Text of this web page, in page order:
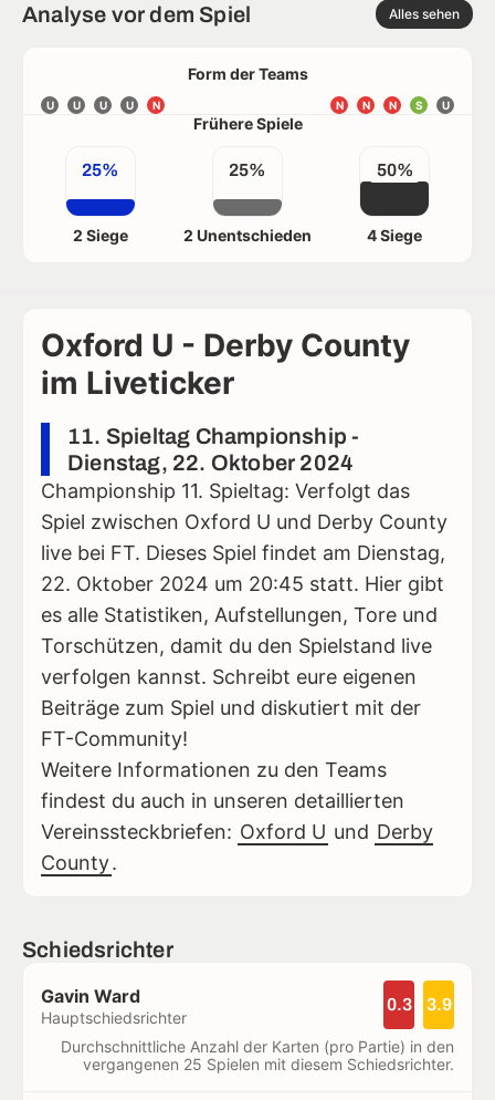
Analyse vor dem Spiel Alles sehen
Form der Teams
U U U U N U
S
N
N
N
Frühere Spiele
25%
2 Siege
25%
2 Unentschieden
50%
4 Siege
Oxford U - Derby County
im Liveticker
11. Spieltag Championship -
Dienstag, 22. Oktober 2024
Championship 11. Spieltag: Verfolgt das
Spiel zwischen Oxford U und Derby County
live bei FT. Dieses Spiel findet am Dienstag,
22. Oktober 2024 um 20:45 statt. Hier gibt
es alle Statistiken, Aufstellungen, Tore und
Torschützen, damit du den Spielstand live
verfolgen kannst. Schreibt eure eigenen
Beiträge zum Spiel und diskutiert mit der
FT-Community!
Weitere Informationen zu den Teams
findest du auch in unseren detaillierten
Vereinssteckbriefen: Oxford U und Derby
County.
Schiedsrichter
Gavin Ward
Hauptschiedsrichter
0.3 3.9
Durchschnittliche Anzahl der Karten (pro Partie) in den
vergangenen 25 Spielen mit diesem Schiedsrichter.